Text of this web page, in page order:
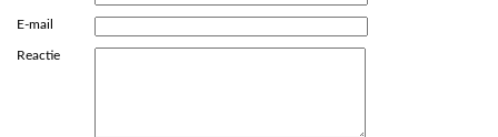
E-mail
Reactie